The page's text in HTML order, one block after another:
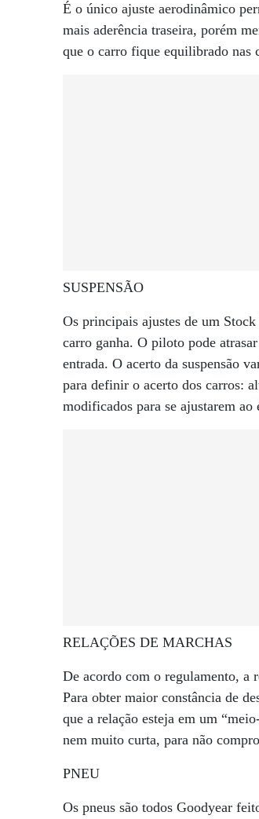
É o único ajuste aerodinâmico
mais aderência traseira, porém
que o carro fique equilibrado nas
SUSPENSÃO
Os principais ajustes de um
carro ganha. O piloto pode
entrada. O acerto da suspensão
para definir o acerto dos carros:
modificados para se ajustarem
RELAÇÕES DE MARCHAS
De acordo com o regulamento, a
Para obter maior constância de
que a relação esteja em um
nem muito curta, para não
PNEU
Os pneus são todos Goodyear